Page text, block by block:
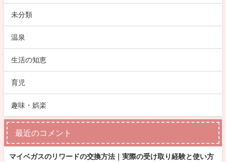
未分類
温泉
生活の知恵
育児
趣味・娯楽
最近のコメント
マイベガスのリワードの交換方法｜実際の受け取り経験と使い方